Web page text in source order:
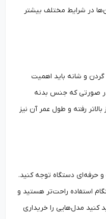
شرایط مختلف بیشتر
شانه باید اهمیت
که جنس بدنه
رفته و طول عمر آن نیز
دستگاه توجه کنید.
راحت‌تر هستید و
مدل‌هایی را خریداری